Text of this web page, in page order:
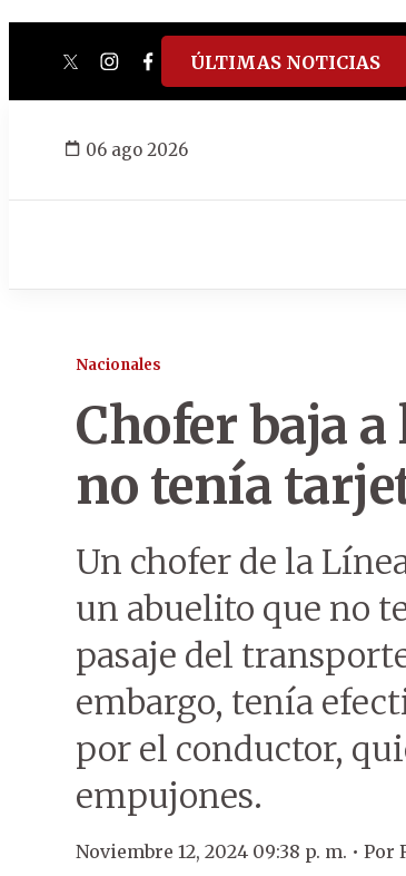
twitterinstagram
facebook
tiktokyoutube
spotify
ÚLTIMAS NOTICIAS
06 ago 2026
Nacionales
Chofer baja
no tenía
Un chofer de la
un abuelito que no
pasaje del
embargo, tenía
por el conductor,
empujones.
Noviembre 12, 2024 09:38 p. m. • Por